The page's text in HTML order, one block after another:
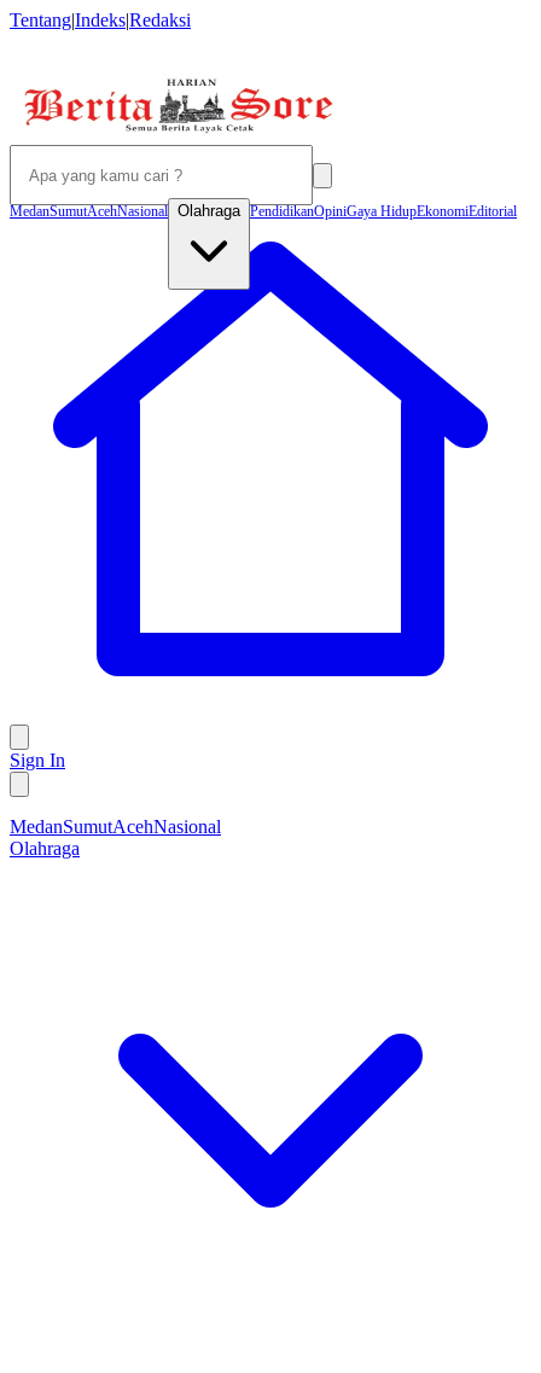
Tentang|Indeks|Redaksi
MedanSumutAcehNasional Olahraga PendidikanOpiniGaya HidupEkonomiEditorial
Sign In
MedanSumutAcehNasional
Olahraga